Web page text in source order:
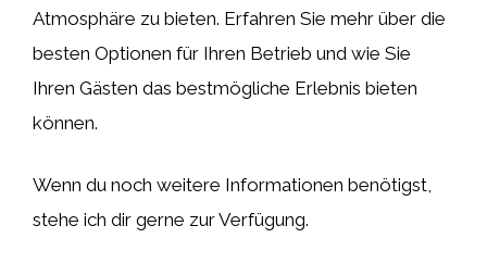
Atmosphäre zu bieten. Erfahren Sie mehr über die
besten Optionen für Ihren Betrieb und wie Sie
Ihren Gästen das bestmögliche Erlebnis bieten
können.
Wenn du noch weitere Informationen benötigst,
stehe ich dir gerne zur Verfügung.